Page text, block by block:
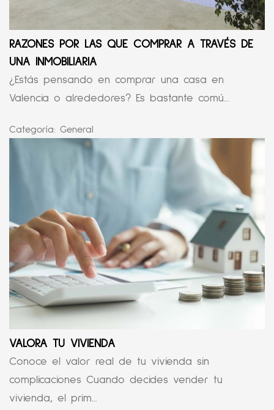
RAZONES POR LAS QUE COMPRAR A TRAVÉS DE
UNA INMOBILIARIA
¿Estás pensando en comprar una casa en
Valencia o alrededores? Es bastante comú...
Categoría: General
VALORA TU VIVIENDA
Conoce el valor real de tu vivienda sin
complicaciones Cuando decides vender tu
vivienda, el prim...